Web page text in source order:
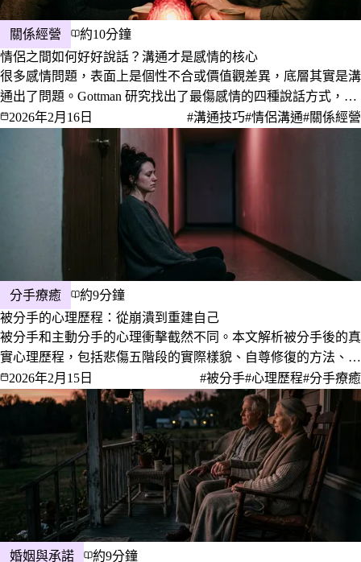
關係經營
約10分鐘
情侶之間如何好好說話？溝通才是感情的核心
很多感情問題，表面上是個性不合或價值觀差異，底層其實是溝
通出了問題。Gottman 研究找出了最傷感情的四種說話方式，也
有研究告訴我們積極傾聽和「我」句型為什麼真的有效。這篇文
章把理論轉成你可以今天就用的具體做法。
2026年2月16日 #溝通技巧#情侶溝通#關係經營
分手療癒
約9分鐘
被分手的心理歷程：從崩潰到重建自己
被分手和主動分手的心理衝擊截然不同。本文解析被分手後的真
實心理歷程，包括悲傷五階段的實際樣貌、自尊修復的方法、如
何破解「我哪裡不夠好」的執念，以及重建的真正信號。
2026年2月15日 #被分手#心理歷程#分手療癒
婚姻與承諾 約9分鐘